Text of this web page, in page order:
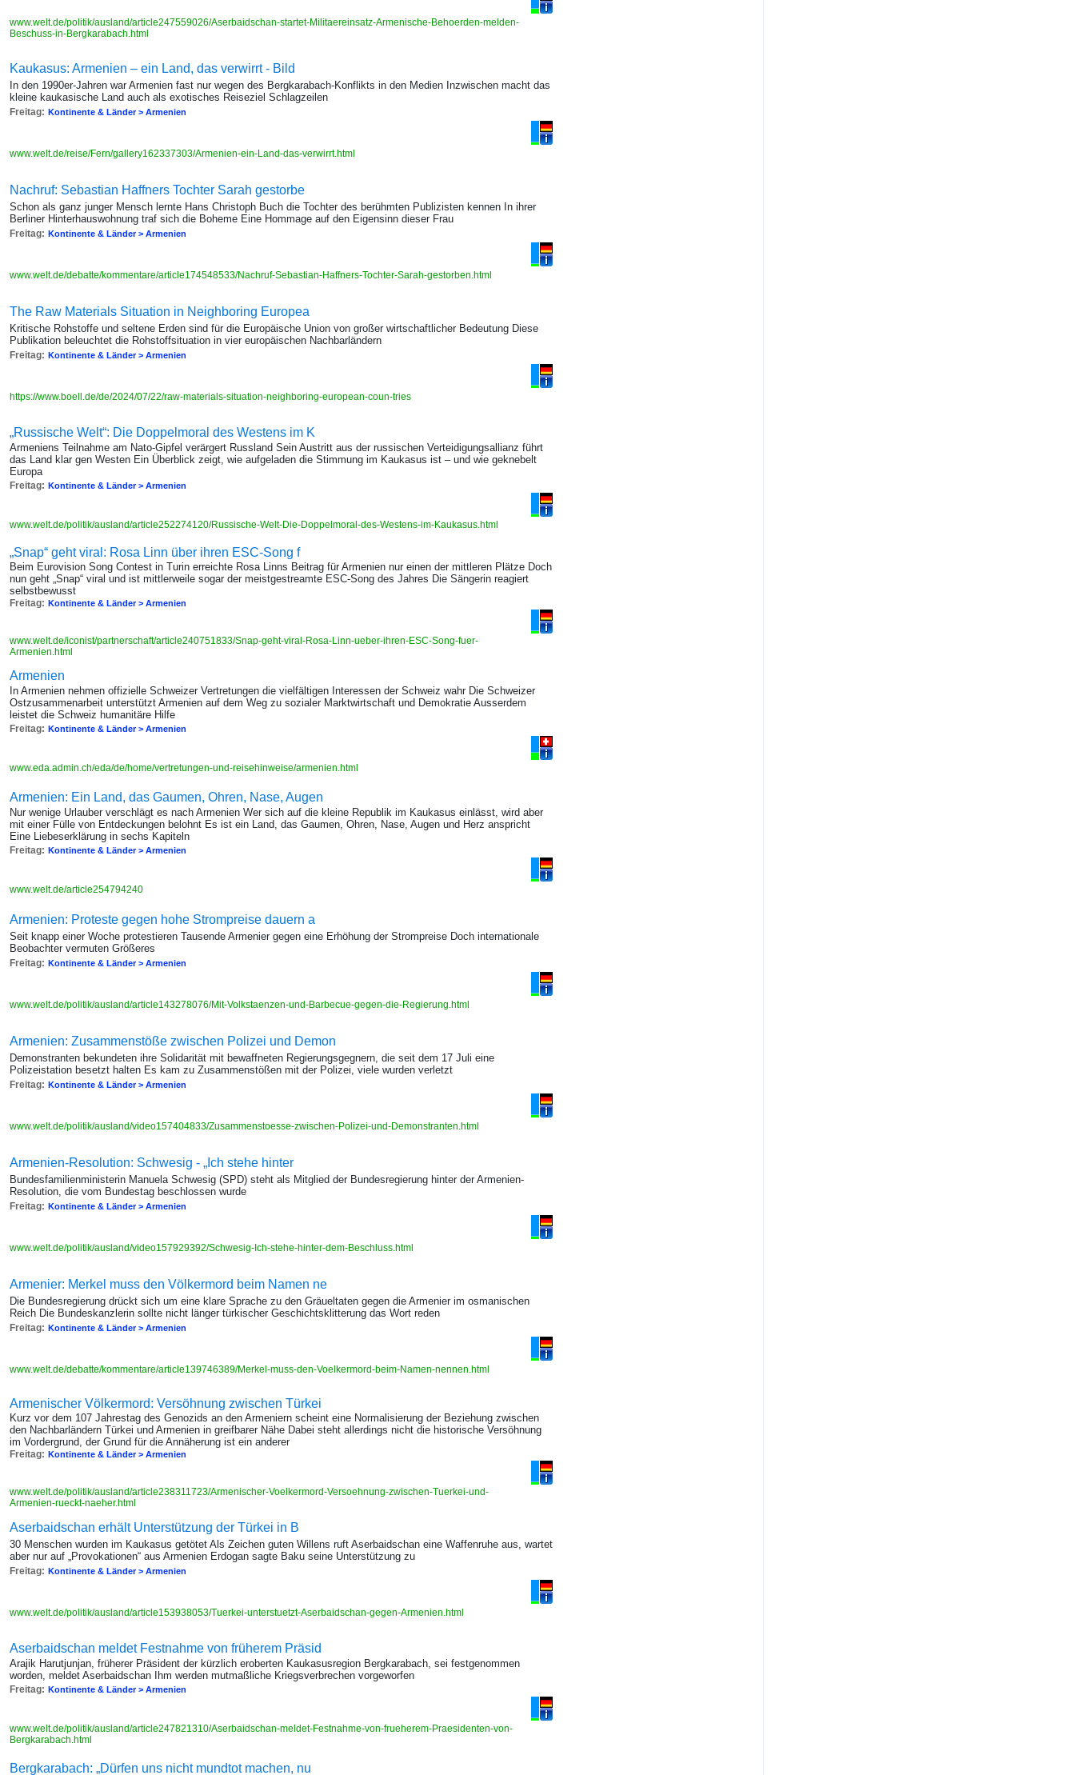
www.welt.de/politik/ausland/article247559026/Aserbaidschan-startet-Militaereinsatz-Armenische-Behoerden-melden-
Beschuss-in-Bergkarabach.html
Kaukasus: Armenien – ein Land, das verwirrt - Bild
In den 1990er-Jahren war Armenien fast nur wegen des Bergkarabach-Konflikts in den Medien Inzwischen macht das
kleine kaukasische Land auch als exotisches Reiseziel Schlagzeilen
Freitag: Kontinente & Länder > Armenien
www.welt.de/reise/Fern/gallery162337303/Armenien-ein-Land-das-verwirrt.html
Nachruf: Sebastian Haffners Tochter Sarah gestorbe
Schon als ganz junger Mensch lernte Hans Christoph Buch die Tochter des berühmten Publizisten kennen In ihrer
Berliner Hinterhauswohnung traf sich die Boheme Eine Hommage auf den Eigensinn dieser Frau
Freitag: Kontinente & Länder > Armenien
www.welt.de/debatte/kommentare/article174548533/Nachruf-Sebastian-Haffners-Tochter-Sarah-gestorben.html
The Raw Materials Situation in Neighboring Europea
Kritische Rohstoffe und seltene Erden sind für die Europäische Union von großer wirtschaftlicher Bedeutung Diese
Publikation beleuchtet die Rohstoffsituation in vier europäischen Nachbarländern
Freitag: Kontinente & Länder > Armenien
https://www.boell.de/de/2024/07/22/raw-materials-situation-neighboring-european-coun-tries
„Russische Welt“: Die Doppelmoral des Westens im K
Armeniens Teilnahme am Nato-Gipfel verärgert Russland Sein Austritt aus der russischen Verteidigungsallianz führt
das Land klar gen Westen Ein Überblick zeigt, wie aufgeladen die Stimmung im Kaukasus ist – und wie geknebelt
Europa
Freitag: Kontinente & Länder > Armenien
www.welt.de/politik/ausland/article252274120/Russische-Welt-Die-Doppelmoral-des-Westens-im-Kaukasus.html
„Snap“ geht viral: Rosa Linn über ihren ESC-Song f
Beim Eurovision Song Contest in Turin erreichte Rosa Linns Beitrag für Armenien nur einen der mittleren Plätze Doch
nun geht „Snap“ viral und ist mittlerweile sogar der meistgestreamte ESC-Song des Jahres Die Sängerin reagiert
selbstbewusst
Freitag: Kontinente & Länder > Armenien
www.welt.de/iconist/partnerschaft/article240751833/Snap-geht-viral-Rosa-Linn-ueber-ihren-ESC-Song-fuer-
Armenien.html
Armenien
In Armenien nehmen offizielle Schweizer Vertretungen die vielfältigen Interessen der Schweiz wahr Die Schweizer
Ostzusammenarbeit unterstützt Armenien auf dem Weg zu sozialer Marktwirtschaft und Demokratie Ausserdem
leistet die Schweiz humanitäre Hilfe
Freitag: Kontinente & Länder > Armenien
www.eda.admin.ch/eda/de/home/vertretungen-und-reisehinweise/armenien.html
Armenien: Ein Land, das Gaumen, Ohren, Nase, Augen
Nur wenige Urlauber verschlägt es nach Armenien Wer sich auf die kleine Republik im Kaukasus einlässt, wird aber
mit einer Fülle von Entdeckungen belohnt Es ist ein Land, das Gaumen, Ohren, Nase, Augen und Herz anspricht
Eine Liebeserklärung in sechs Kapiteln
Freitag: Kontinente & Länder > Armenien
www.welt.de/article254794240
Armenien: Proteste gegen hohe Strompreise dauern a
Seit knapp einer Woche protestieren Tausende Armenier gegen eine Erhöhung der Strompreise Doch internationale
Beobachter vermuten Größeres
Freitag: Kontinente & Länder > Armenien
www.welt.de/politik/ausland/article143278076/Mit-Volkstaenzen-und-Barbecue-gegen-die-Regierung.html
Armenien: Zusammenstöße zwischen Polizei und Demon
Demonstranten bekundeten ihre Solidarität mit bewaffneten Regierungsgegnern, die seit dem 17 Juli eine
Polizeistation besetzt halten Es kam zu Zusammenstößen mit der Polizei, viele wurden verletzt
Freitag: Kontinente & Länder > Armenien
www.welt.de/politik/ausland/video157404833/Zusammenstoesse-zwischen-Polizei-und-Demonstranten.html
Armenien-Resolution: Schwesig - „Ich stehe hinter
Bundesfamilienministerin Manuela Schwesig (SPD) steht als Mitglied der Bundesregierung hinter der Armenien-
Resolution, die vom Bundestag beschlossen wurde
Freitag: Kontinente & Länder > Armenien
www.welt.de/politik/ausland/video157929392/Schwesig-Ich-stehe-hinter-dem-Beschluss.html
Armenier: Merkel muss den Völkermord beim Namen ne
Die Bundesregierung drückt sich um eine klare Sprache zu den Gräueltaten gegen die Armenier im osmanischen
Reich Die Bundeskanzlerin sollte nicht länger türkischer Geschichtsklitterung das Wort reden
Freitag: Kontinente & Länder > Armenien
www.welt.de/debatte/kommentare/article139746389/Merkel-muss-den-Voelkermord-beim-Namen-nennen.html
Armenischer Völkermord: Versöhnung zwischen Türkei
Kurz vor dem 107 Jahrestag des Genozids an den Armeniern scheint eine Normalisierung der Beziehung zwischen
den Nachbarländern Türkei und Armenien in greifbarer Nähe Dabei steht allerdings nicht die historische Versöhnung
im Vordergrund, der Grund für die Annäherung ist ein anderer
Freitag: Kontinente & Länder > Armenien
www.welt.de/politik/ausland/article238311723/Armenischer-Voelkermord-Versoehnung-zwischen-Tuerkei-und-
Armenien-rueckt-naeher.html
Aserbaidschan erhält Unterstützung der Türkei in B
30 Menschen wurden im Kaukasus getötet Als Zeichen guten Willens ruft Aserbaidschan eine Waffenruhe aus, wartet
aber nur auf „Provokationen“ aus Armenien Erdogan sagte Baku seine Unterstützung zu
Freitag: Kontinente & Länder > Armenien
www.welt.de/politik/ausland/article153938053/Tuerkei-unterstuetzt-Aserbaidschan-gegen-Armenien.html
Aserbaidschan meldet Festnahme von früherem Präsid
Arajik Harutjunjan, früherer Präsident der kürzlich eroberten Kaukasusregion Bergkarabach, sei festgenommen
worden, meldet Aserbaidschan Ihm werden mutmaßliche Kriegsverbrechen vorgeworfen
Freitag: Kontinente & Länder > Armenien
www.welt.de/politik/ausland/article247821310/Aserbaidschan-meldet-Festnahme-von-frueherem-Praesidenten-von-
Bergkarabach.html
Bergkarabach: „Dürfen uns nicht mundtot machen, nu